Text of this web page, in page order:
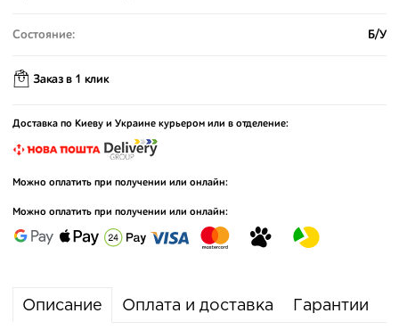
Состояние: Б/У
Заказ в 1 клик
Доставка по Киеву и Украине курьером или в отделение:
Можно оплатить при получении или онлайн:
Можно оплатить при получении или онлайн:
Описание Оплата и доставка Гарантии